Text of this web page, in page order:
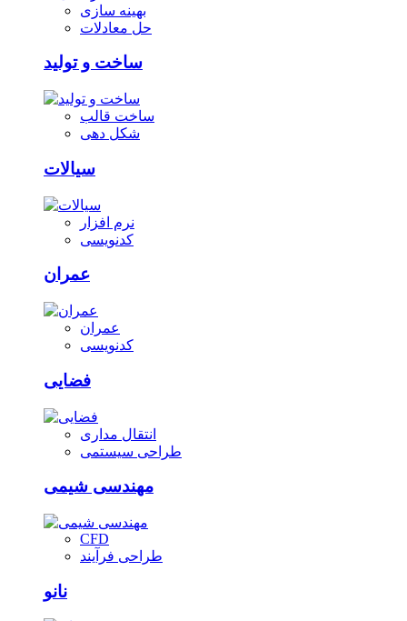
بهینه سازی
حل معادلات
ساخت و تولید
ساخت قالب
شکل دهی
سیالات
نرم افزار
کدنویسی
عمران
عمران
کدنویسی
فضایی
انتقال مداری
طراحی سیستمی
مهندسی شیمی
CFD
طراحی فرآیند
نانو